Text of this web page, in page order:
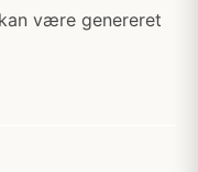
være genereret